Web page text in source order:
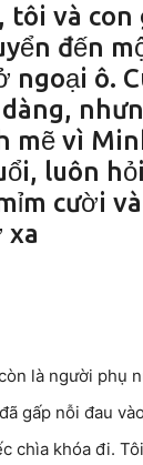
tôi và con
đến
ngoại ô.
mẽ vì
luôn
cười
xa
là người phụ
gấp nỗi đau
chìa khóa đi.